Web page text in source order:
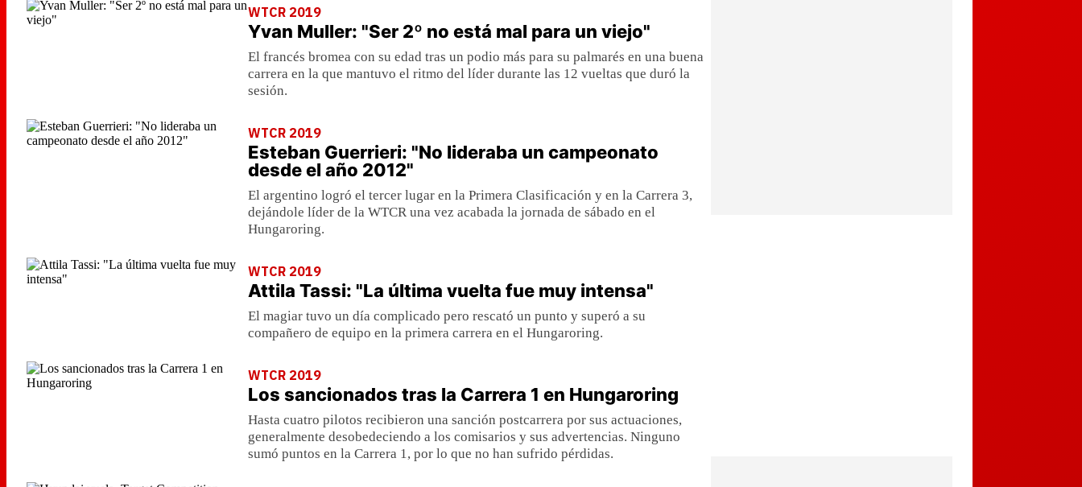
WTCR 2019
Yvan Muller: "Ser 2º no está mal para un viejo"
El francés bromea con su edad tras un podio más para su palmarés en una buena
carrera en la que mantuvo el ritmo del líder durante las 12 vueltas que duró la
sesión.
WTCR 2019
Esteban Guerrieri: "No lideraba un campeonato
desde el año 2012"
El argentino logró el tercer lugar en la Primera Clasificación y en la Carrera 3,
dejándole líder de la WTCR una vez acabada la jornada de sábado en el
Hungaroring.
WTCR 2019
Attila Tassi: "La última vuelta fue muy intensa"
El magiar tuvo un día complicado pero rescató un punto y superó a su
compañero de equipo en la primera carrera en el Hungaroring.
WTCR 2019
Los sancionados tras la Carrera 1 en Hungaroring
Hasta cuatro pilotos recibieron una sanción postcarrera por sus actuaciones,
generalmente desobedeciendo a los comisarios y sus advertencias. Ninguno
sumó puntos en la Carrera 1, por lo que no han sufrido pérdidas.